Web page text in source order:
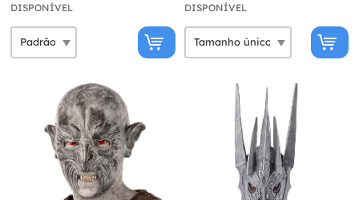
DISPONÍVEL DISPONÍVEL